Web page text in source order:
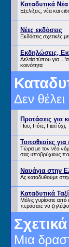
Καταδυτικά Νέα
Εξελίξεις, νέα και
Νέες εκδόσεις
Εκδόσεις σχετικές
Εκδηλώσεις,
Δελτία τύπου για
κοινότητα
Δεν
Προτάσεις για
Που; Πότε; Γιατί όχι;
Τοποθεσίες
Τώρα με τον νέο
σας υποβρύχιους
Ναυάγια στην
Ας καταδυθούμε
Καταδυτικά
Μόλις γυρίσατε από
περάσατε να
Μια